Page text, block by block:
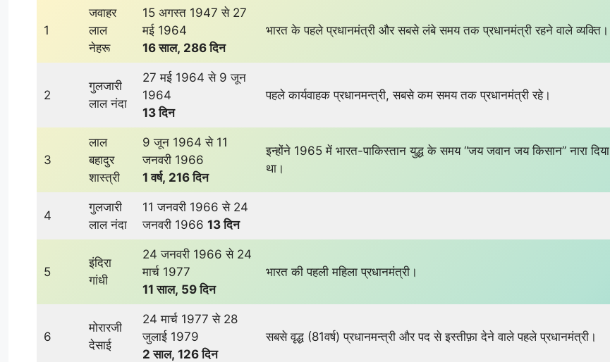
1
जवाहर
लाल
नेहरू
15 अगस्त 1947 से 27
मई 1964
16 साल, 286 दिन
भारत के पहले प्रधानमंत्री और सबसे लंबे समय तक प्रधानमंत्री रहने वाले व्यक्ति।
2
गुलजारी
लाल नंदा
27 मई 1964 से 9 जून
1964
13 दिन
पहले कार्यवाहक प्रधानमन्त्री, सबसे कम समय तक प्रधानमंत्री रहे।
3
लाल
बहादुर
शास्त्री
9 जून 1964 से 11
जनवरी 1966
1 वर्ष, 216 दिन
इन्होंने 1965 में भारत-पाकिस्तान युद्ध के समय “जय जवान जय किसान” नारा दिया
था।
4
गुलजारी
लाल नंदा
11 जनवरी 1966 से 24
जनवरी 1966 13 दिन
5
इंदिरा
गांधी
24 जनवरी 1966 से 24
मार्च 1977
11 साल, 59 दिन
भारत की पहली महिला प्रधानमंत्री।
6
मोरारजी
देसाई
24 मार्च 1977 से 28
जुलाई 1979
2 साल, 126 दिन
सबसे वृद्ध (81वर्ष) प्रधानमन्त्री और पद से इस्तीफ़ा देने वाले पहले प्रधानमंत्री।